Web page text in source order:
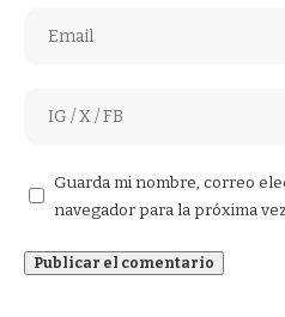
Guarda mi nombre, correo
navegador para la próxima